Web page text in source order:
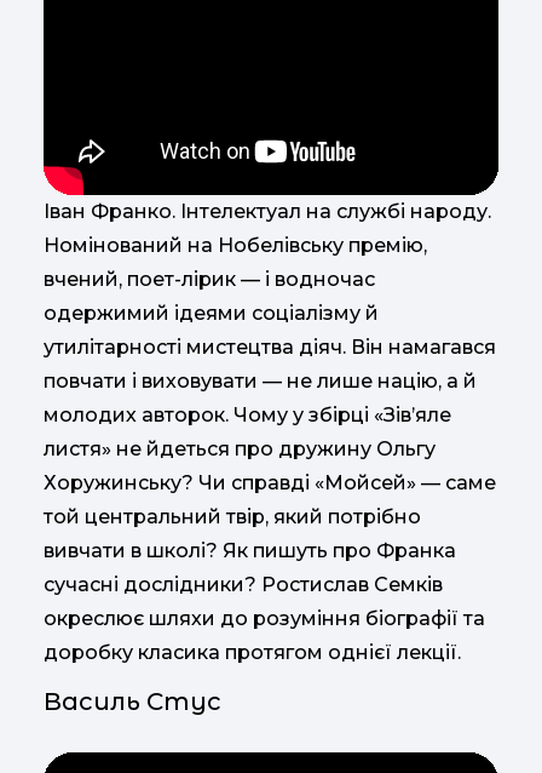
Іван Франко. Інтелектуал на службі народу.
Номінований на Нобелівську премію,
вчений, поет-лірик — і водночас
одержимий ідеями соціалізму й
утилітарності мистецтва діяч. Він намагався
повчати і виховувати — не лише націю, а й
молодих авторок. Чому у збірці «Зів’яле
листя» не йдеться про дружину Ольгу
Хоружинську? Чи справді «Мойсей» — саме
той центральний твір, який потрібно
вивчати в школі? Як пишуть про Франка
сучасні дослідники? Ростислав Семків
окреслює шляхи до розуміння біографії та
доробку класика протягом однієї лекції.
Василь Стус